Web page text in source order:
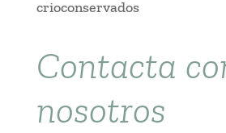
crioconservados
Contacta
nosotros